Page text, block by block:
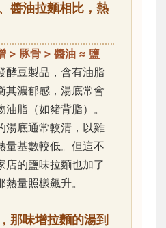
醬油拉麵相比，熱
> 豚骨 > 醬油 ≈ 鹽
酵豆製品，含有油脂
其濃郁感，湯底常會
脂（如豬背脂）。
湯底通常較清，以雞
量基數較低。但這不
店的鹽味拉麵也加了
量照樣飆升。
那味增拉麵的湯到